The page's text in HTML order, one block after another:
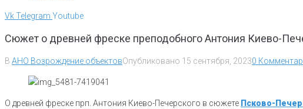
VkTelegram Youtube
Сюжет о древней фреске преподобного Антония Киево-
В АНО Возрождение объектовОпубликовано 15 сентября, 20230
О древней фреске прп. Антония Киево-Печерского в сюжете Псково-